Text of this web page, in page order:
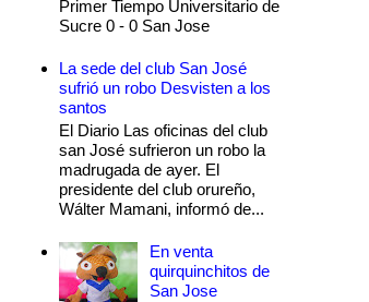
Primer Tiempo Universitario de
Sucre 0 - 0 San Jose
La sede del club San José
sufrió un robo Desvisten a los
santos
El Diario Las oficinas del club
san José sufrieron un robo la
madrugada de ayer. El
presidente del club orureño,
Wálter Mamani, informó de...
En venta
quirquinchitos de
San Jose